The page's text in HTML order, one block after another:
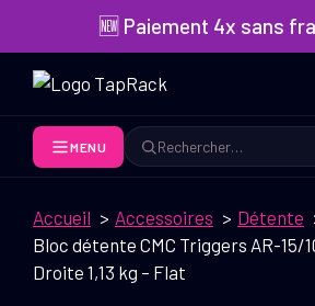
contenu
🆕 Paiement 4x sans
MENU
Rechercher
Accueil Accessoires
Détente
Bloc détente CMC Triggers AR-15/
Droite 1,13 kg – Flat